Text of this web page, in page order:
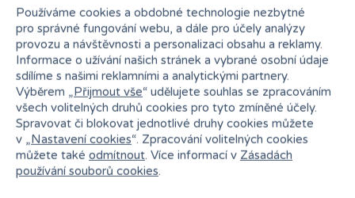
Fotoaparát
Dětský fotoaparát se světelnými a zvukovými efekty. Jeho...
Sklademprodejny
Ihned:3 poboček
499 Kč
Klub:484 Kč
Rezervovat
Používáme cookies a obdobné technologie nezbytné
pro správné fungování webu, a dále pro účely analýzy
provozu a návštěvnosti a personalizaci obsahu a reklamy.
Informace o užívání našich stránek a vybrané osobní údaje
sdílíme s našimi reklamními a analytickými partnery.
Výběrem „Přijmout vše“ udělujete souhlas se zpracováním
všech volitelných druhů cookies pro tyto zmíněné účely.
Spravovat či blokovat jednotlivé druhy cookies můžete
v „Nastavení cookies“. Zpracování volitelných cookies
můžete také odmítnout. Více informací v Zásadách
používání souborů cookies.